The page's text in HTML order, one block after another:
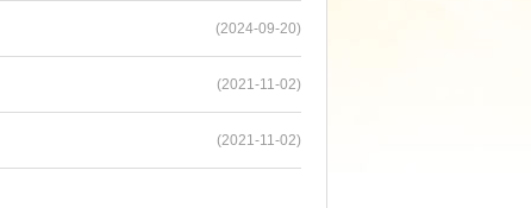
(2024-09-20)
(2021-11-02)
(2021-11-02)